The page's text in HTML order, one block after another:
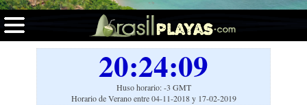
20:24:10
Huso horario: -3 GMT
Horario de Verano entre 04-11-2018 y 17-02-2019